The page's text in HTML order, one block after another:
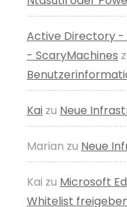
Active Directory -
- ScaryMachines
Kai zu Neue
Marian zu Neue
Kai zu Microsoft
Whitelist